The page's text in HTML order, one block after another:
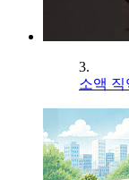
3.
소액